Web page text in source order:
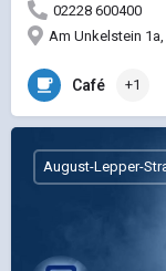
02228 600400
Am Unkelstein
Café +1
August-Lepper-